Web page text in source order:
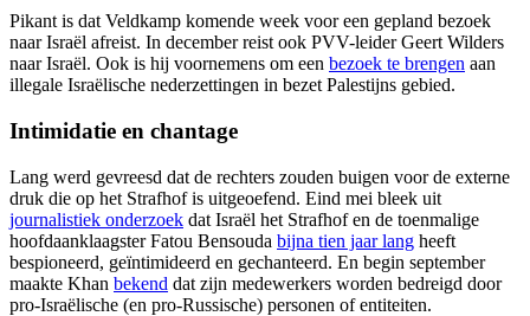
Pikant is dat Veldkamp komende week voor een gepland bezoek
naar Israël afreist. In december reist ook PVV-leider Geert Wilders
naar Israël. Ook is hij voornemens om een bezoek te brengen aan
illegale Israëlische nederzettingen in bezet Palestijns gebied.
Intimidatie en chantage
Lang werd gevreesd dat de rechters zouden buigen voor de externe
druk die op het Strafhof is uitgeoefend. Eind mei bleek uit
journalistiek onderzoek dat Israël het Strafhof en de toenmalige
hoofdaanklaagster Fatou Bensouda bijna tien jaar lang heeft
bespioneerd, geïntimideerd en gechanteerd. En begin september
maakte Khan bekend dat zijn medewerkers worden bedreigd door
pro-Israëlische (en pro-Russische) personen of entiteiten.